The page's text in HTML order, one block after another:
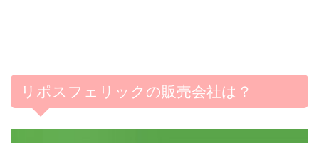
リポスフェリックの販売会社は？